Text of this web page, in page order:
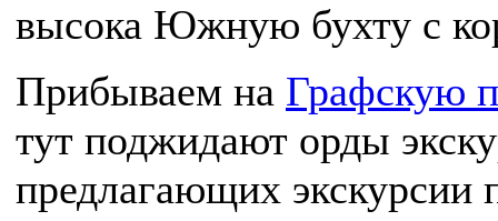
высока Южную бухту с
Прибываем на Графскую
тут поджидают орды
предлагающих экскурсии